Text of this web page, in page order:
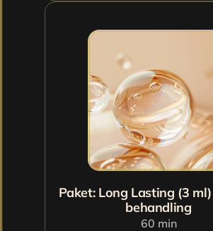
Paket: Long Lasting (3
behandling
60 min